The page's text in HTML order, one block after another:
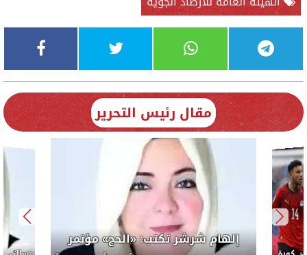
مقال رئيس التحرير
إلهام شرشر تكتب: «الحج» مؤتمر